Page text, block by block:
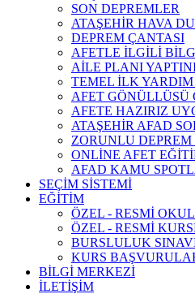
SON DEPREMLER
ATAŞEHİR HAVA
DEPREM ÇANTASI
AFETLE İLGİLİ
AİLE PLANI
TEMEL İLK
AFET GÖNÜLLÜSÜ
AFETE HAZIRIZ
ATAŞEHİR AFAD
ZORUNLU DEPREM
ONLİNE AFET
AFAD KAMU
SEÇİM SİSTEMİ
EĞİTİM
ÖZEL - RESMİ
ÖZEL - RESMİ
BURSLULUK
KURS
BİLGİ MERKEZİ
İLETİŞİM